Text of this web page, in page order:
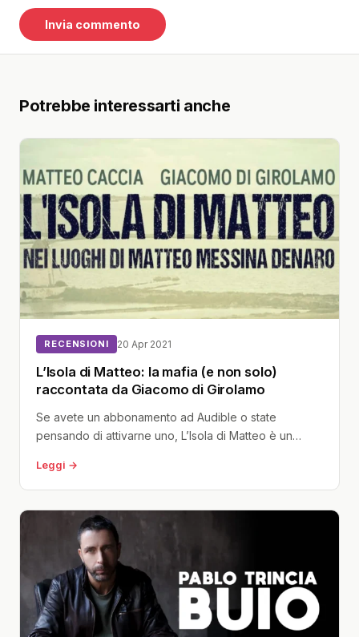
Potrebbe interessarti anche
RECENSIONI 20 Apr 2021
L’Isola di Matteo: la mafia (e non solo)
raccontata da Giacomo di Girolamo
Se avete un abbonamento ad Audible o state
pensando di attivarne uno, L’Isola di Matteo è un
Leggi →